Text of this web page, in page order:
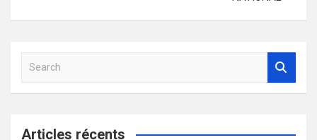
a
c
Articles récents